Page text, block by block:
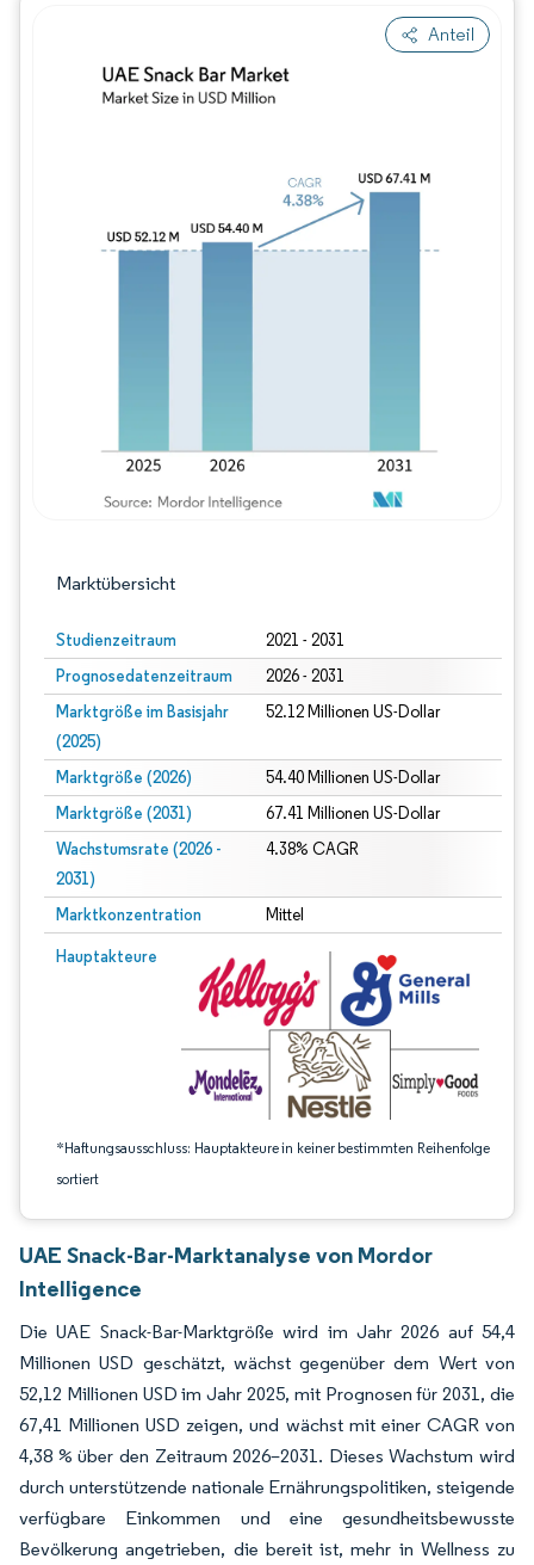
Anteil
Marktübersicht
Studienzeitraum 2021 - 2031
Prognosedatenzeitraum 2026 - 2031
Marktgröße im Basisjahr
(2025)
52.12 Millionen US-Dollar
Marktgröße (2026) 54.40 Millionen US-Dollar
Marktgröße (2031) 67.41 Millionen US-Dollar
Wachstumsrate (2026 -
2031)
4.38% CAGR
Marktkonzentration Mittel
Hauptakteure
*Haftungsausschluss: Hauptakteure in keiner bestimmten Reihenfolge
sortiert
Bild © Mordor Intelligence. Wiederverwendung erfordert Namensnennung
UAE Snack-Bar-Marktanalyse von Mordor
Intelligence
Die UAE Snack-Bar-Marktgröße wird im Jahr 2026 auf 54,4
Millionen USD geschätzt, wächst gegenüber dem Wert von
52,12 Millionen USD im Jahr 2025, mit Prognosen für 2031, die
67,41 Millionen USD zeigen, und wächst mit einer CAGR von
4,38 % über den Zeitraum 2026–2031. Dieses Wachstum wird
durch unterstützende nationale Ernährungspolitiken, steigende
verfügbare Einkommen und eine gesundheitsbewusste
Bevölkerung angetrieben, die bereit ist, mehr in Wellness zu